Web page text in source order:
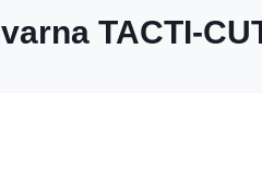
TACTI-